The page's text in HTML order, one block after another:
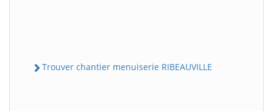
Trouver chantier menuiserie RIBEAUVILLE